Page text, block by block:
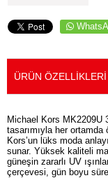
ÜRÜN ÖZELLIKLERI
Michael Kors MK2209U
tasarımıyla her ortamda
Kors’un lüks moda
sunar. Yüksek kaliteli
güneşin zararlı UV
çerçevesi, gün boyu